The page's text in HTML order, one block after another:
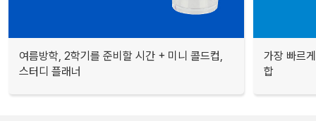
여름방학, 2학기를 준비할 시간 + 미니 콜드컵,
스터디 플래너
가장 빠르
합